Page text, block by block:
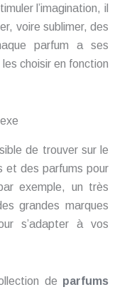
l’imagination, il
voire sublimer, des
parfum a ses
choisir en fonction
de trouver sur le
et des parfums pour
exemple, un très
grandes marques
s’adapter à vos
de parfums